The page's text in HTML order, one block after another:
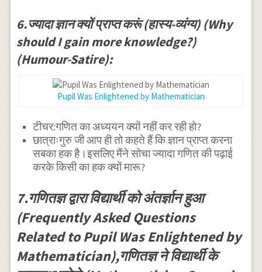
6.ज्यादा ज्ञान क्यों प्राप्त करूं (हास्य-व्यंग्य) (Why
should I gain more knowledge?)
(Humour-Satire):
Pupil Was Enlightened by Mathematician
टीचर:गणित का अध्ययन क्यों नहीं कर रही हो?
छात्राःगुरु जी आप ही तो कहते हैं कि ज्ञान प्राप्त करना
सबका हक है।इसलिए मैंने सोचा ज्यादा गणित की पढ़ाई
करके किसी का हक क्यों मारू?
7.गणितज्ञ द्वारा विद्यार्थी को अंतर्ज्ञान हुआ
(Frequently Asked Questions
Related to Pupil Was Enlightened by
Mathematician),गणितज्ञ ने विद्यार्थी के